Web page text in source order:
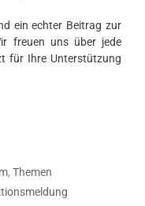
ein echter Beitrag zur
freuen uns über jede
für Ihre Unterstützung
,Themen